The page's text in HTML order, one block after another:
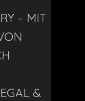
– MIT
&